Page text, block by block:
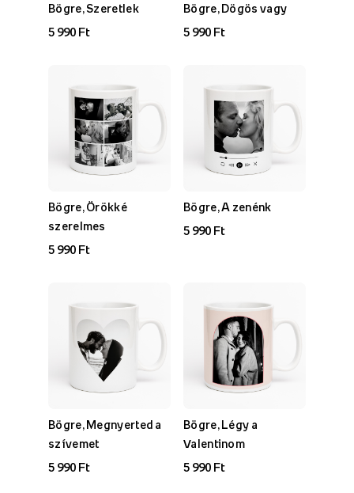
Bögre, Szeretlek
5 990 Ft
Bögre, Dögös vagy
5 990 Ft
Bögre, Örökké
szerelmes
5 990 Ft
Bögre, A zenénk
5 990 Ft
Bögre, Megnyerted a
szívemet
5 990 Ft
Bögre, Légy a
Valentinom
5 990 Ft